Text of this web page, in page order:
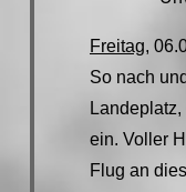
Freitag,
So nach
ein. Voller
Flug an